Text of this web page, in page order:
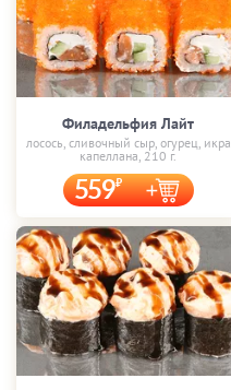
Филадельфия Лайт
лосось, сливочный сыр, огурец, икра
капеллана, 210 г.
559